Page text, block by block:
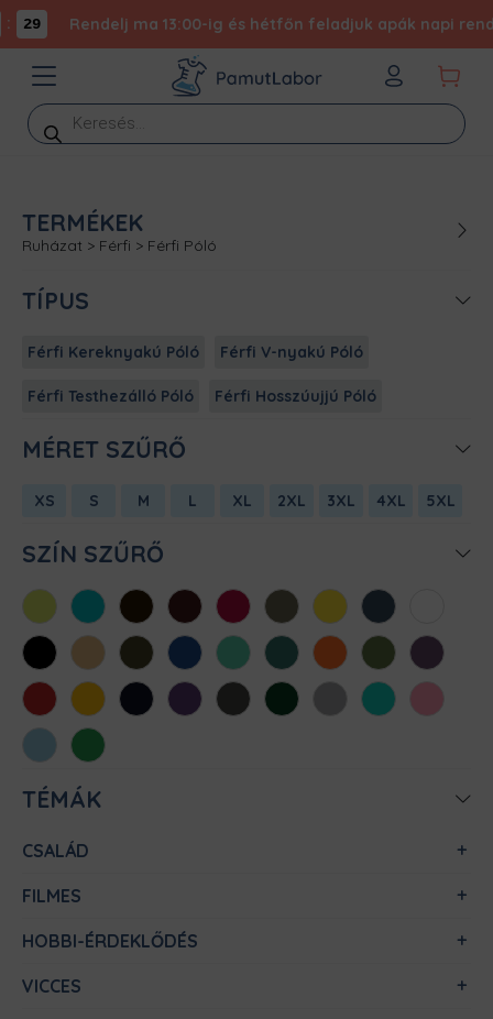
29 Rendelj ma 13:00-ig és hétfőn feladjuk apák napi
Products
search
TERMÉKEK
Ruházat > Férfi > Férfi Póló
TÍPUS
Férfi Kereknyakú Póló Férfi V-nyakú Póló
Férfi Testhezálló Póló Férfi Hosszúujjú Póló
MÉRET SZŰRŐ
XS S M L XL 2XL 3XL 4XL 5XL
SZÍN SZŰRŐ
AlmazöldAtollkékBarnaBordóChili Cink Citromsárga
Denim
FeketeHomokKhaki KirálykékMentaMéregzöld
NarancsOliva Padlizsán
Piros SárgaSötétkékSötétlilaSötétszürke
SötétzöldSportszürke
Türkiz
Világos
rózsaszín
Világoskék
Zöld
TÉMÁK
CSALÁD
FILMES
HOBBI-ÉRDEKLŐDÉS
VICCES